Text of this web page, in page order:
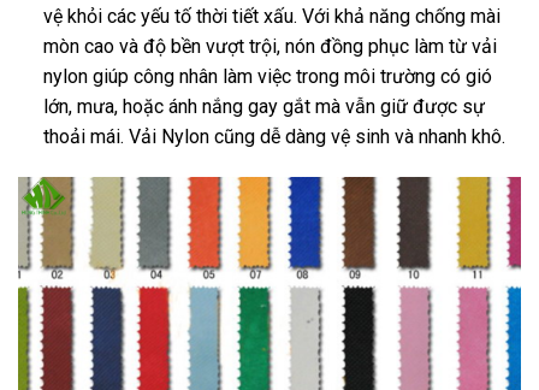
vệ khỏi các yếu tố thời tiết xấu. Với khả năng chống mài
mòn cao và độ bền vượt trội, nón đồng phục làm từ vải
nylon giúp công nhân làm việc trong môi trường có gió
lớn, mưa, hoặc ánh nắng gay gắt mà vẫn giữ được sự
thoải mái. Vải Nylon cũng dễ dàng vệ sinh và nhanh khô.